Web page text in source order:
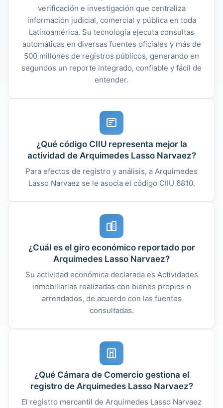
verificación e investigación que centraliza
información judicial, comercial y pública en toda
Latinoamérica. Su tecnología ejecuta consultas
automáticas en diversas fuentes oficiales y más de
500 millones de registros públicos, generando en
segundos un reporte integrado, confiable y fácil de
entender.
¿Qué código CIIU representa mejor la
actividad de Arquimedes Lasso Narvaez?
Para efectos de registro y análisis, a Arquimedes
Lasso Narvaez se le asocia el código CIIU 6810.
¿Cuál es el giro económico reportado por
Arquimedes Lasso Narvaez?
Su actividad económica declarada es Actividades
inmobiliarias realizadas con bienes propios o
arrendados, de acuerdo con las fuentes
consultadas.
¿Qué Cámara de Comercio gestiona el
registro de Arquimedes Lasso Narvaez?
El registro mercantil de Arquimedes Lasso Narvaez